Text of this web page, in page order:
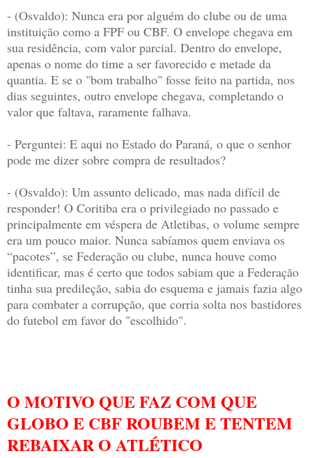
- (Osvaldo): Nunca era por alguém do clube ou de uma
instituição como a FPF ou CBF. O envelope chegava em
sua residência, com valor parcial. Dentro do envelope,
apenas o nome do time a ser favorecido e metade da
quantia. E se o "bom trabalho" fosse feito na partida, nos
dias seguintes, outro envelope chegava, completando o
valor que faltava, raramente falhava.
- Perguntei: E aqui no Estado do Paraná, o que o senhor
pode me dizer sobre compra de resultados?
- (Osvaldo): Um assunto delicado, mas nada difícil de
responder! O Coritiba era o privilegiado no passado e
principalmente em véspera de Atletibas, o volume sempre
era um pouco maior. Nunca sabíamos quem enviava os
“pacotes”, se Federação ou clube, nunca houve como
identificar, mas é certo que todos sabiam que a Federação
tinha sua predileção, sabia do esquema e jamais fazia algo
para combater a corrupção, que corria solta nos bastidores
do futebol em favor do "escolhido".
O MOTIVO QUE FAZ COM QUE
GLOBO E CBF ROUBEM E TENTEM
REBAIXAR O ATLÉTICO